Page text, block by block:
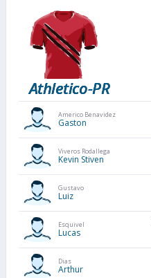
Athletico-PR
Americo Benavidez
Gaston
Viveros Rodallega
Kevin Stiven
Gustavo
Luiz
Esquivel
Lucas
Dias
Arthur